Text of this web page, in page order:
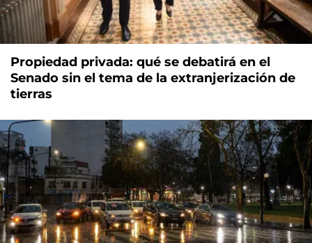
Propiedad privada: qué se debatirá en el
Senado sin el tema de la extranjerización de
tierras